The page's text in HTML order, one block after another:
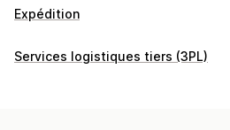
Expédition
Étiquettes et emballages
Services logistiques tiers (3PL)